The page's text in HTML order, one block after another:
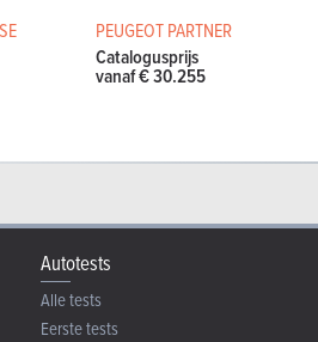
PEUGEOT PARTNER
Catalogusprijs
vanaf € 30.255
Autotests
Alle tests
Eerste tests